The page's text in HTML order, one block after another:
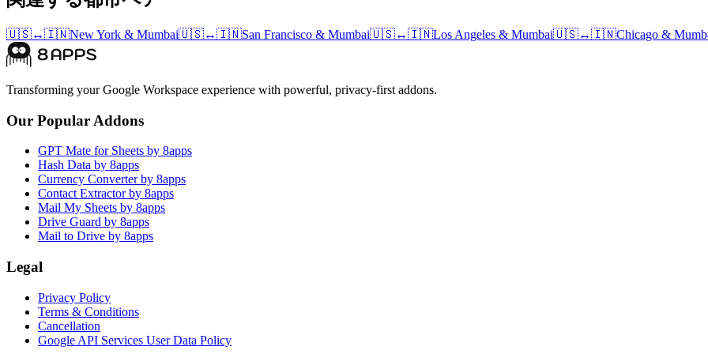
🇺🇸↔🇮🇳New York & Mumbai🇺🇸↔🇮🇳San Francisco & Mumbai🇺🇸↔🇮🇳Los Angeles & Mumbai🇺🇸↔🇮🇳Chicago &
Transforming your Google Workspace experience with powerful, privacy-first addons.
Our Popular Addons
GPT Mate for Sheets by 8apps
Hash Data by 8apps
Currency Converter by 8apps
Contact Extractor by 8apps
Mail My Sheets by 8apps
Drive Guard by 8apps
Mail to Drive by 8apps
Legal
Privacy Policy
Terms & Conditions
Cancellation
Google API Services User Data Policy